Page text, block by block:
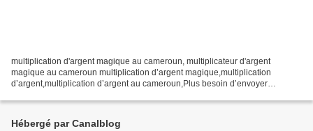
multiplication d'argent magique au cameroun, multiplicateur d'argent
magique au cameroun multiplication d’argent magique,multiplication
d’argent,multiplication d’argent au cameroun,Plus besoin d’envoyer
Hébergé par Canalblog